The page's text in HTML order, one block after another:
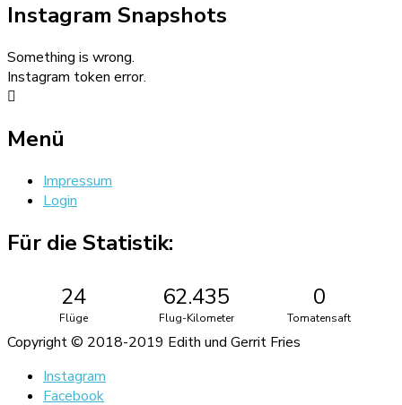
Instagram Snapshots
Something is wrong.
Instagram token error.
Menü
Impressum
Login
Für die Statistik:
24
Flüge
62.435
Flug-Kilometer
0
Tomatensaft
Copyright © 2018-2019 Edith und Gerrit Fries
Instagram
Facebook